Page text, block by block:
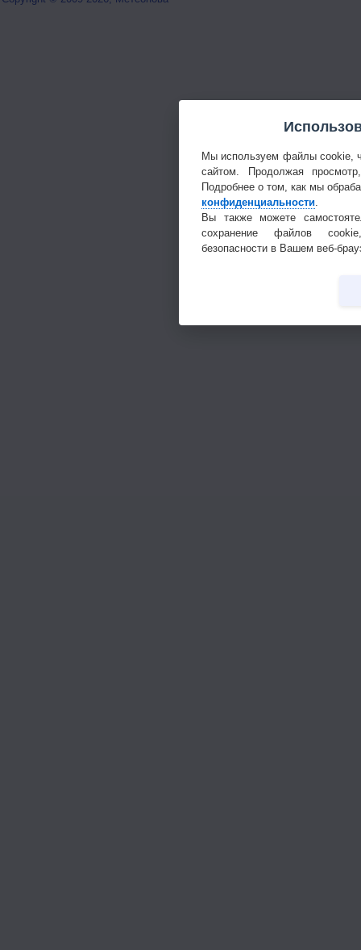
Мы используем файлы cookie,
сайтом. Продолжая
Подробнее о том, как мы
конфиденциальности
Вы также можете
сохранение файлов
безопасности в Вашем веб-